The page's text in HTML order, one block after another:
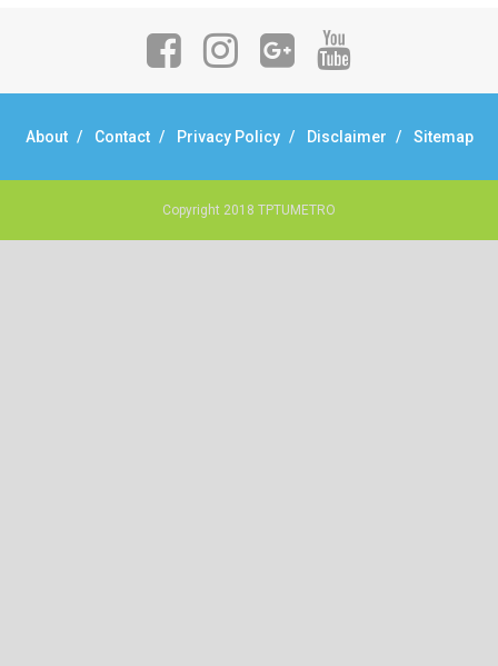
About Contact Privacy Policy Disclaimer Sitemap
Copyright 2018 TPTUMETRO